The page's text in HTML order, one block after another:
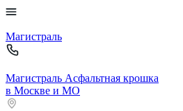
Магистраль
Магистраль Асфальтная крошка
в Москве и МО